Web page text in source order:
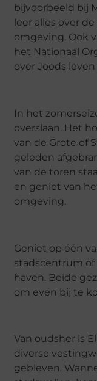
bijvoorbeeld bij
leer alles over
omgeving. Ook
het Nationaal
over Joods
In het
overslaan. Het
van de Grote of
geleden
van de toren
en geniet van
omgeving.
Geniet op één
stadscentrum of
haven. Beide
om even bij te
Van oudsher is
diverse
gebleven.